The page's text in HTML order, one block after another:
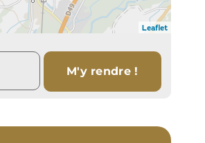
Leaflet